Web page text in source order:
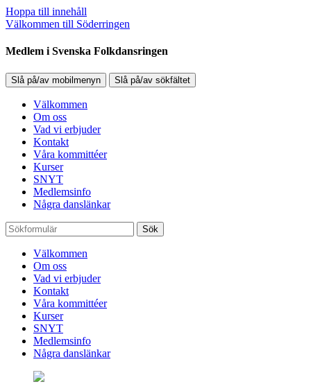
Hoppa till innehåll
Välkommen till Söderringen
Medlem i Svenska Folkdansringen
Slå på/av mobilmenyn Slå på/av sökfältet
Välkommen
Om oss
Vad vi erbjuder
Kontakt
Våra kommittéer
Kurser
SNYT
Medlemsinfo
Några danslänkar
Sök
Välkommen
Om oss
Vad vi erbjuder
Kontakt
Våra kommittéer
Kurser
SNYT
Medlemsinfo
Några danslänkar